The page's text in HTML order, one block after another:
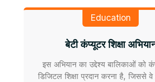
Education
बेटी कंप्यूटर शिक्षा
इस अभियान का उद्देश्य बालिकाओं को
डिजिटल शिक्षा प्रदान करना है, जिससे वे